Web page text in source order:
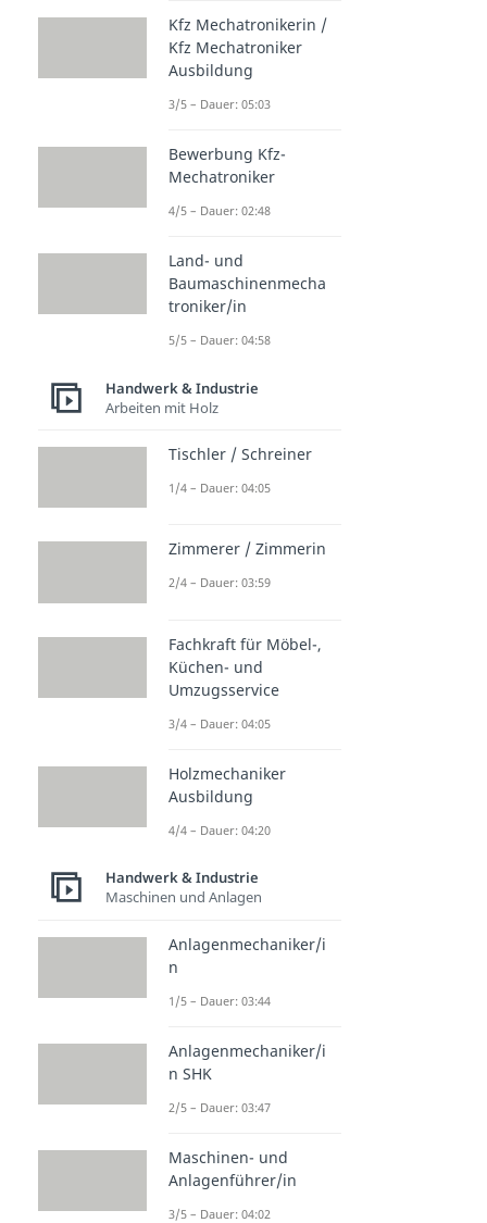
Kfz Mechatronikerin /
Kfz Mechatroniker
Ausbildung
3/5 – Dauer: 05:03
Bewerbung Kfz-
Mechatroniker
4/5 – Dauer: 02:48
Land- und
Baumaschinenmecha
troniker/in
5/5 – Dauer: 04:58
Handwerk & Industrie
Arbeiten mit Holz
Tischler / Schreiner
1/4 – Dauer: 04:05
Zimmerer / Zimmerin
2/4 – Dauer: 03:59
Fachkraft für Möbel-,
Küchen- und
Umzugsservice
3/4 – Dauer: 04:05
Holzmechaniker
Ausbildung
4/4 – Dauer: 04:20
Handwerk & Industrie
Maschinen und Anlagen
Anlagenmechaniker/i
n
1/5 – Dauer: 03:44
Anlagenmechaniker/i
n SHK
2/5 – Dauer: 03:47
Maschinen- und
Anlagenführer/in
3/5 – Dauer: 04:02